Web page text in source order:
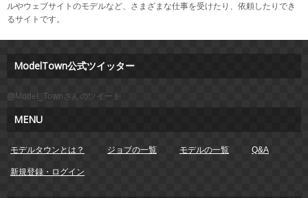
ルやウェブサイトのモデルなど、 さまざまな仕事を受けたり、依頼したりでき
るサイトです。
ModelTown公式ツイッター
@Model_Townさんのツイート
MENU
モデルタウンとは？ ジョブの一覧 モデルの一覧 Q&A
新規登録・ログイン